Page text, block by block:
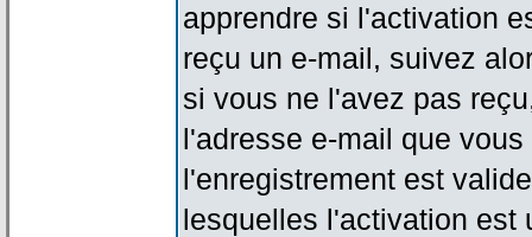
apprendre si l'activation
reçu un e-mail, suivez
si vous ne l'avez pas
l'adresse e-mail que
l'enregistrement est
lesquelles l'activation est